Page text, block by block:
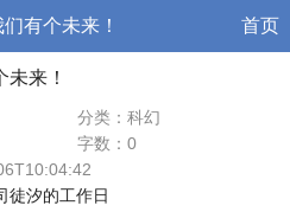
有个未来！ 首页
来！
分类：科幻
字数：0
徒汐的工作日